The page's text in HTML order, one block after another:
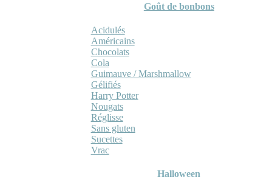
Goût de bonbons
Acidulés
Américains
Chocolats
Cola
Guimauve / Marshmallow
Gélifiés
Harry Potter
Nougats
Réglisse
Sans gluten
Sucettes
Vrac
Halloween